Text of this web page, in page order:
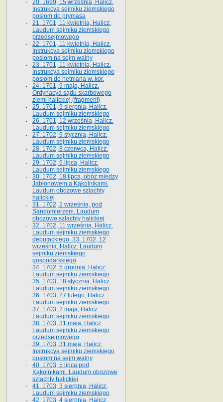
20. 1699, 15 września, Halicz.
Instrukcya sejmiku ziemskiego
posłom do prymasa
21. 1701, 11 kwietnia, Halicz.
Laudum sejmiku ziemskiego
przedsejmowego
22. 1701, 11 kwietnia, Halicz.
Instrukcya sejmiku ziemskiego
posłom na sejm walny
23. 1701, 11 kwietnia, Halicz.
Instrukcya sejmiku ziemskiego
posłom do hetmana w. kor.
24. 1701, 9 maja, Halicz.
Ordynacya sądu skarbowego
ziemi halickiej (fragment)
25. 1701, 9 sierpnia, Halicz.
Laudum sejmiku ziemskiego
26. 1701, 12 września, Halicz.
Laudum sejmiku ziemskiego
27. 1702, 9 stycznia, Halicz.
Laudum sejmiku ziemskiego
28. 1702, 8 czerwca, Halicz.
Laudum sejmiku ziemskiego
29. 1702, 6 lipca, Halicz.
Laudum sejmiku ziemskiego
30. 1702, 18 lipca, obóz między
Jabłonowem a Kąkolnikami.
Laudum obozowe szlachty
halickiej
31. 1702, 2 września, pod
Sandomierzem. Laudum
obozowe szlachty halickiej
32. 1702, 11 września, Halicz.
Laudum sejmiku ziemskiego
deputackiego. 33. 1702, 12
września, Halicz. Laudum
sejmiku ziemskiego
gospodarskiego
34. 1702, 5 grudnia, Halicz.
Laudum sejmiku ziemskiego
35. 1703, 18 stycznia, Halicz.
Laudum sejmiku ziemskiego
36. 1703, 27 lutego, Halicz.
Laudum sejmiku ziemskiego
37. 1703, 2 maja, Halicz.
Laudum sejmiku ziemskiego
38. 1703, 31 maja, Halicz.
Laudum sejmiku ziemskiego
przedsejmowego
39. 1703, 31 maja, Halicz.
Instrukcya sejmiku ziemskiego
posłom na sejm walny
40. 1703, 5 lipca pod
Kąkolnikami. Laudum obozowe
szlachty halickiej
41­. 1703, 3 sierpnia, Halicz.
Laudum sejmiku ziemskiego
42. 1703, 4 sierpnia, Halicz.